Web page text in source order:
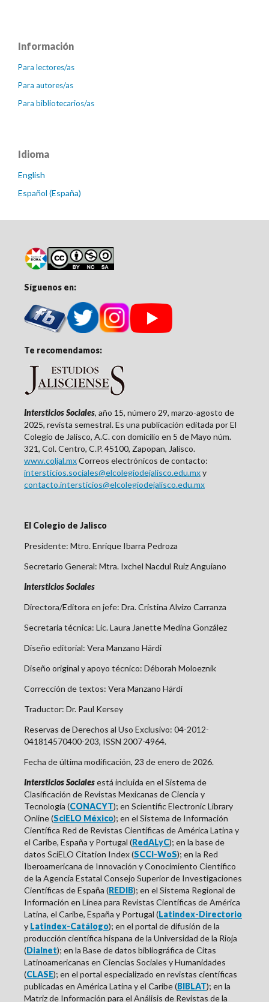
Información
Para lectores/as
Para autores/as
Para bibliotecarios/as
Idioma
English
Español (España)
Síguenos en:
Te recomendamos:
Intersticios Sociales, año 15, número 29, marzo-agosto de
2025, revista semestral. Es una publicación editada por El
Colegio de Jalisco, A.C. con domicilio en 5 de Mayo núm.
321, Col. Centro, C.P. 45100, Zapopan, Jalisco.
www.coljal.mxCorreos electrónicos de contacto:
intersticios.sociales@elcolegiodejalisco.edu.mxy
contacto.intersticios@elcolegiodejalisco.edu.mx
El Colegio de Jalisco
Presidente: Mtro. Enrique Ibarra Pedroza
Secretario General: Mtra. Ixchel Nacdul Ruiz Anguiano
Intersticios Sociales
Directora/Editora en jefe: Dra. Cristina Alvizo Carranza
Secretaria técnica: Lic. Laura Janette Medina González
Diseño editorial: Vera Manzano Härdi
Diseño original y apoyo técnico: Déborah Moloeznik
Corrección de textos: Vera Manzano Härdi
Traductor: Dr. Paul Kersey
Reservas de Derechos al Uso Exclusivo: 04-2012-
041814570400-203, ISSN 2007-4964.
Fecha de última modificación, 23 de enero de 2026.
Intersticios Socialesestá incluida en el Sistema de
Clasificación de Revistas Mexicanas de Ciencia y
Tecnología (CONACYT); en Scientific Electronic Library
Online (SciELO México); en el Sistema de Información
Científica Red de Revistas Científicas de América Latina y
el Caribe, España y Portugal (RedALyC); en la base de
datos SciELO Citation Index (SCCI-WoS); en la Red
Iberoamericana de Innovación y Conocimiento Científico
de la Agencia Estatal Consejo Superior de Investigaciones
Científicas deEspaña (REDIB); en el Sistema Regional de
Información en Línea para Revistas Científicas de América
Latina, el Caribe, España y Portugal (Latindex-Directorio
y Latindex-Catálogo); en el portal de difusión de la
producción científica hispana de la Universidad de la Rioja
(Dialnet); en la Base de datos bibliográfica de Citas
Latinoamericanas en Ciencias Sociales y Humanidades
(CLASE); en el portal especializado en revistas científicas
publicadas en América Latina y el Caribe (BIBLAT); en la
Matriz de Información para el Análisis de Revistas de la